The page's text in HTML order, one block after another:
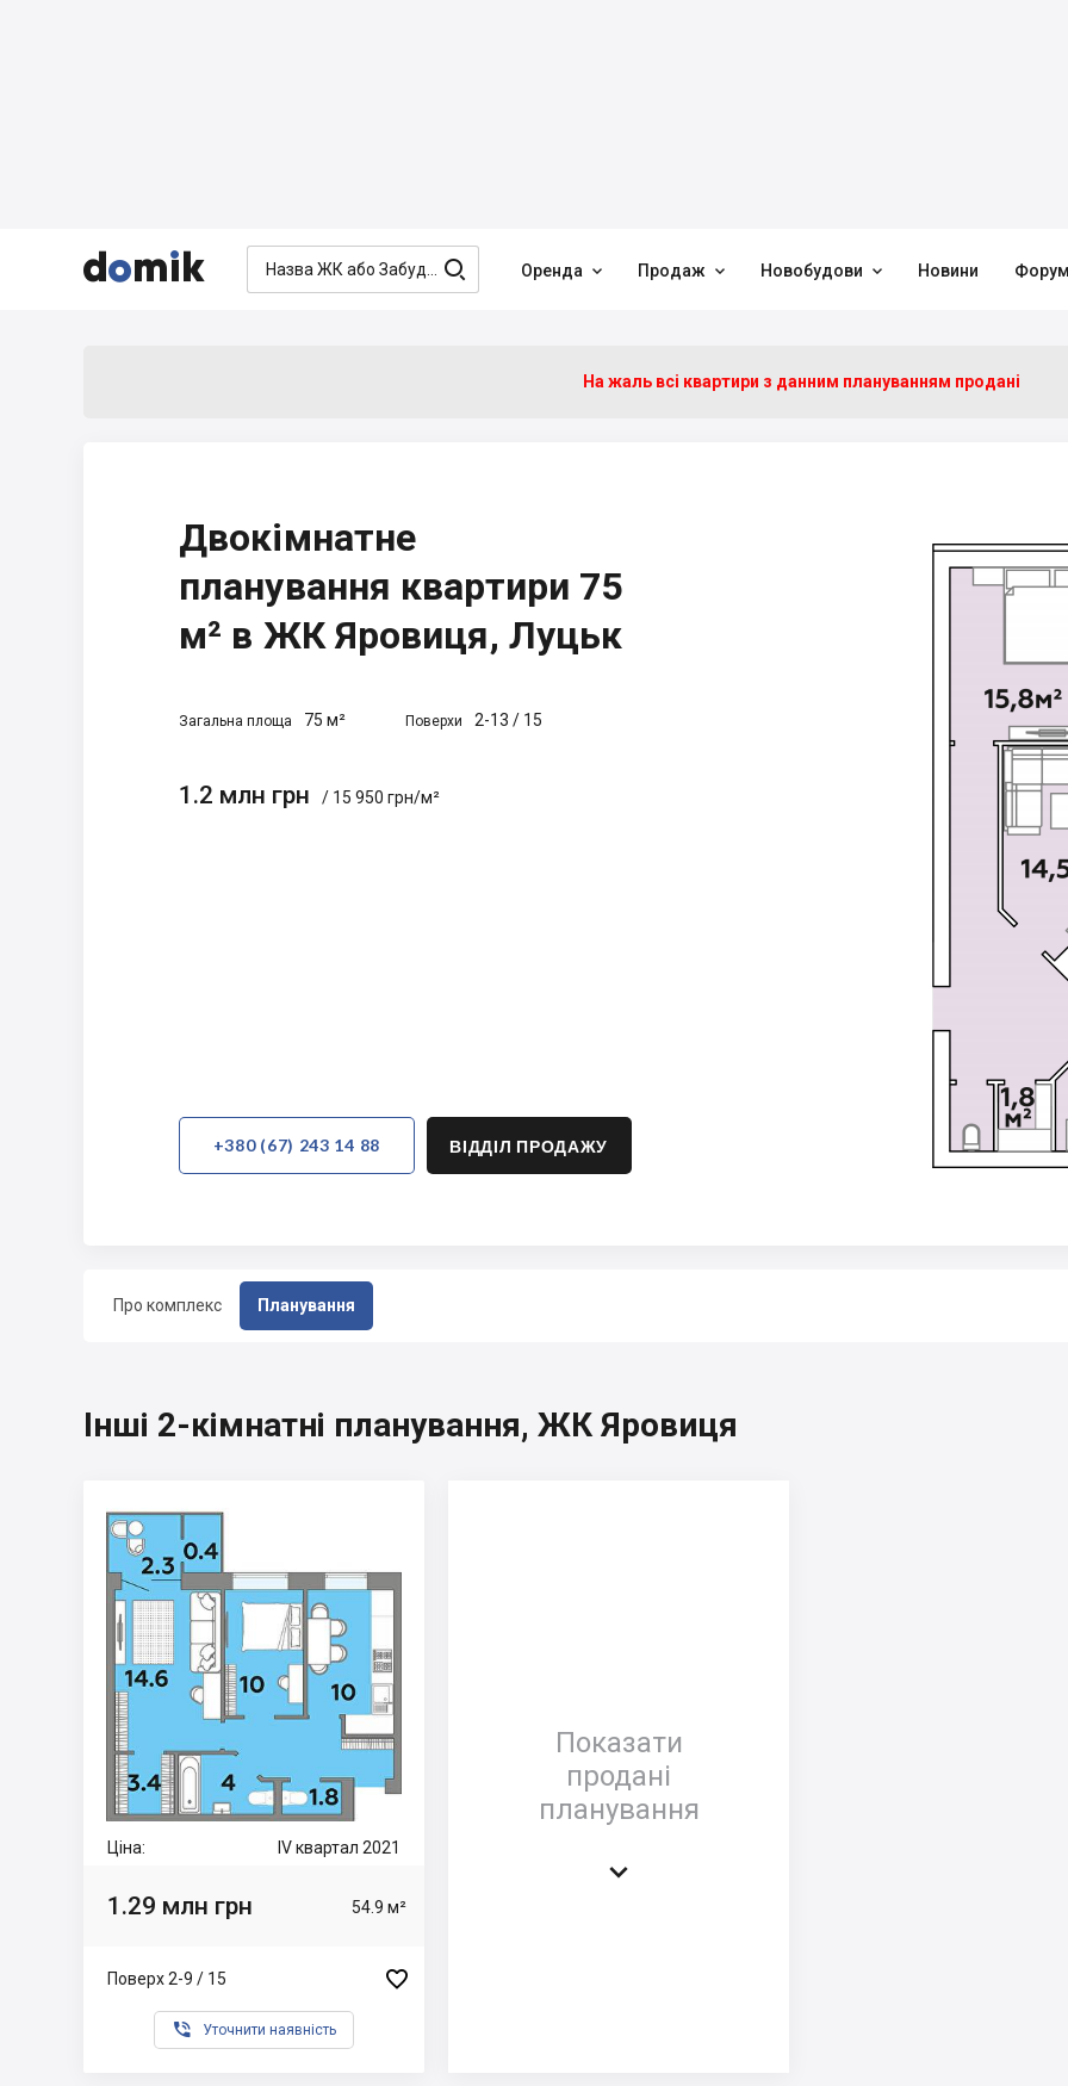


  Оренда  Продаж  Новобудови  Новини
Про комплекс Планування
На жаль всі квартири з данним плануванням продані
Двокімнатне
планування квартири 75
м² в ЖК Яровиця, Луцьк
Загальна площа 75 м² Поверхи 2-13 / 15
1.2 млн грн / 15 950 грн/м²
+380 (67) 243 14 88 ВІДДІЛ ПРОДАЖУ
Інші 2-кімнатні планування, ЖК Яровиця
Ціна: IV квартал 2021
1.29 млн грн 54.9 м²
Поверх 2-9 / 15 
 Уточнити наявність
Показати
продані
планування
